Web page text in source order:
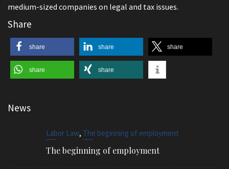
medium-sized companies on legal and tax issues.
Share
share share share
share share
News
Labor Law, The beginning of employment
The beginning of employment